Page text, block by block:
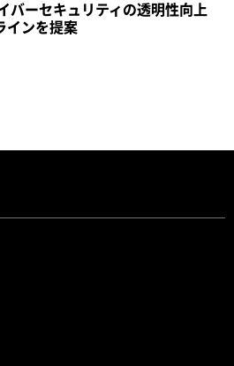
バーセキュリティの透明性向上
インを提案